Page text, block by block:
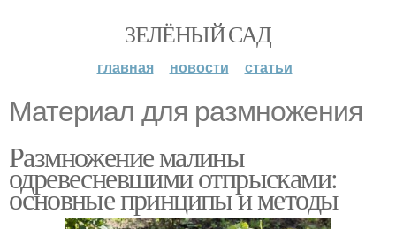
ЗЕЛЁНЫЙ САД
главная новости статьи
Материал для размножения
Размножение малины
одревесневшими отпрысками:
основные принципы и методы